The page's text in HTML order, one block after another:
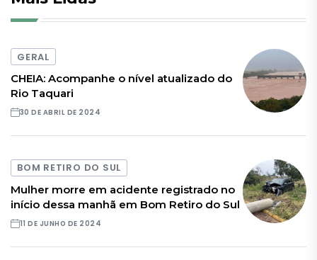
GERAL
CHEIA: Acompanhe o nível atualizado do
Rio Taquari
30 DE ABRIL DE 2024
BOM RETIRO DO SUL
Mulher morre em acidente registrado no
início dessa manhã em Bom Retiro do Sul
11 DE JUNHO DE 2024